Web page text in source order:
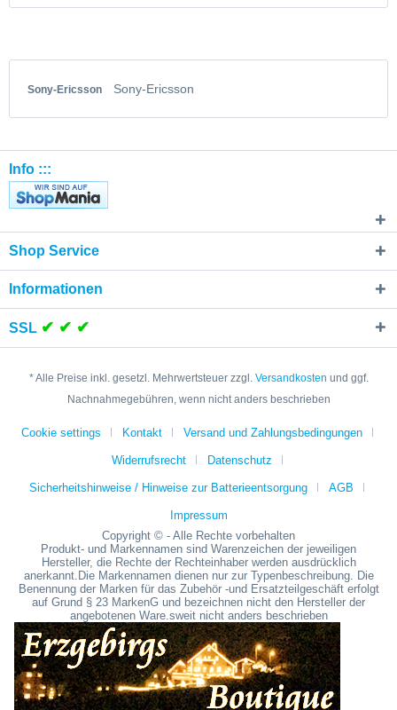
Sony-Ericsson Sony-Ericsson
Info :::
Shop Service
Informationen
SSL ✔ ✔ ✔
* Alle Preise inkl. gesetzl. Mehrwertsteuer zzgl. Versandkosten und ggf.
Nachnahmegebühren, wenn nicht anders beschrieben
Cookie settings Kontakt Versand und Zahlungsbedingungen
Widerrufsrecht Datenschutz
Sicherheitshinweise / Hinweise zur Batterieentsorgung AGB
Impressum
Copyright © - Alle Rechte vorbehalten
Produkt- und Markennamen sind Warenzeichen der jeweiligen
Hersteller, die Rechte der Rechteinhaber werden ausdrücklich
anerkannt.Die Markennamen dienen nur zur Typenbeschreibung. Die
Benennung der Marken für das Zubehör -und Ersatzteilgeschäft erfolgt
auf Grund § 23 MarkenG und bezeichnen nicht den Hersteller der
angebotenen Ware.sweit nicht anders beschrieben